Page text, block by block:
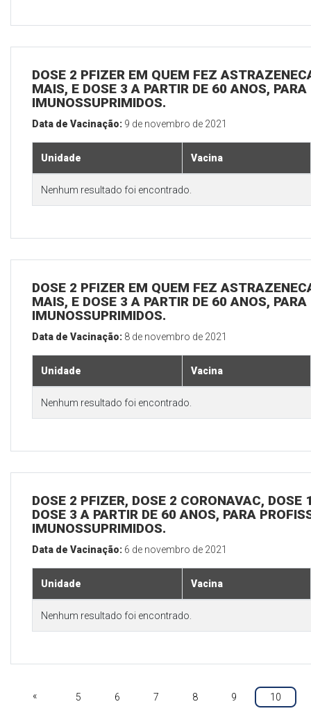
DOSE 2 PFIZER EM QUEM FEZ
MAIS, E DOSE 3 A PARTIR DE 60 ANOS,
IMUNOSSUPRIMIDOS.
Data de Vacinação: 9 de novembro de 2021
Unidade Vacina
Nenhum resultado foi encontrado.
DOSE 2 PFIZER EM QUEM FEZ
MAIS, E DOSE 3 A PARTIR DE 60 ANOS,
IMUNOSSUPRIMIDOS.
Data de Vacinação: 8 de novembro de 2021
Unidade Vacina
Nenhum resultado foi encontrado.
DOSE 2 PFIZER, DOSE 2 CORONAVAC,
DOSE 3 A PARTIR DE 60 ANOS, PARA
IMUNOSSUPRIMIDOS.
Data de Vacinação: 6 de novembro de 2021
Unidade Vacina
Nenhum resultado foi encontrado.
« 5 6 7 8 9 10